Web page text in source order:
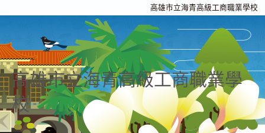
高雄市立海青高級工商職業學校
高雄市立海青高級工商職業學
校